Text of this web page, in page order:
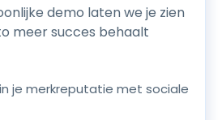
demo laten we je zien
meer succes behaalt
je merkreputatie met sociale